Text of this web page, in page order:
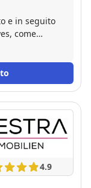
e in seguito
come
a chiunque
4.9